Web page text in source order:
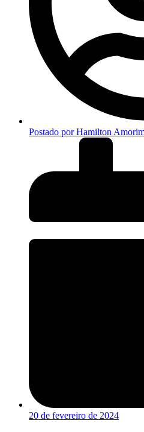
Postado porHamilton
20 de fevereiro de 2024